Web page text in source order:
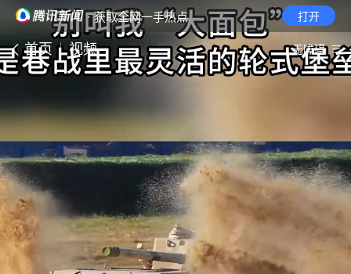
· 获取全网一手热点 打开
首页 视频 无障碍